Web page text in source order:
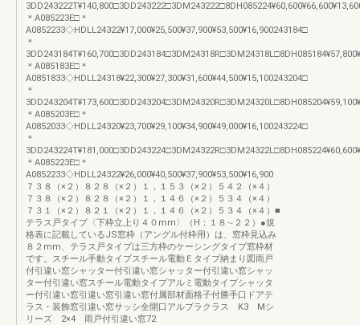
＊A085223E□＊
A0852233◇HDLL24322¥17,000¥25,500¥37,900¥53,500¥16,900243184□
＊
＊A085183E□＊
A0851833◇HDLL24318¥22,300¥27,300¥31,600¥44,500¥15,100243204□
＊
＊A085203E□＊
A0852033◇HDLL24320¥23,700¥29,100¥34,900¥49,000¥16,100243224□
＊
＊A085223E□＊
A0852233◇HDLL24322¥26,000¥40,500¥37,900¥53,500¥16,900
７３８（×２）８２８（×２）１，１５３（×２）５４２（×４）
７３８（×２）８２８（×２）１，１４６（×２）５３４（×４）
７３１（×２）８２１（×２）１，１４６（×２）５３４（×４）■
テラス戸タイプ〈下枠立上り４０mm〉（H：１８∼２２）●規
格表に記載しているJS窓枠（アングル付枠用）は、窓枠見込み
８２mm、テラス戸タイプは三方枠のケーシングタイプ窓枠材
です。スチール手動タイプスチール電動Ｅタイプ納まり図雨戸
付引違い窓シャッター付引違い窓シャッター付引違い窓シャッ
ター付引違い窓スチール電動タイプアルミ電動タイプシャッタ
ー付引違い窓引違い窓引違い窓付属部材面格子付勝手口ドアテ
ラス・装飾窓引違い窓サッシ全開口アルプラクラス K3 Mシ
リーズ 2×4 雨戸付引違い窓72